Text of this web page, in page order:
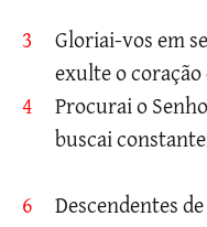
3
Gloriai-vos em
exulte o coração
4
Procurai o
buscai
6
Descendentes